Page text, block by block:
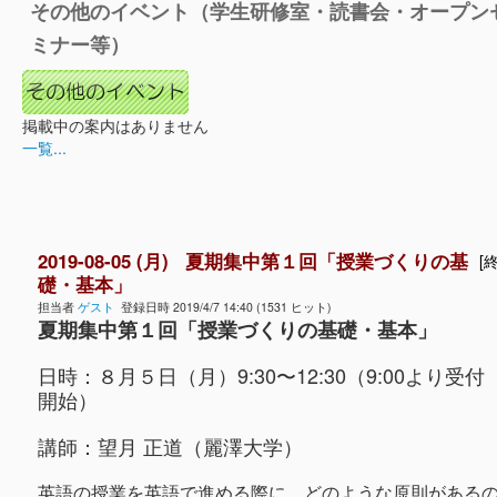
その他のイベント（学生研修室・読書会・オープン
ミナー等）
掲載中の案内はありません
一覧...
[
2019-08-05 (月) 夏期集中第１回「授業づくりの基
礎・基本」
担当者 ゲスト 登録日時 2019/4/7 14:40 (1531 ヒット)
夏期集中第１回「授業づくりの基礎・基本」
日時：８月５日（月）9:30〜12:30（9:00より受付
開始）
講師：望月 正道（麗澤大学）